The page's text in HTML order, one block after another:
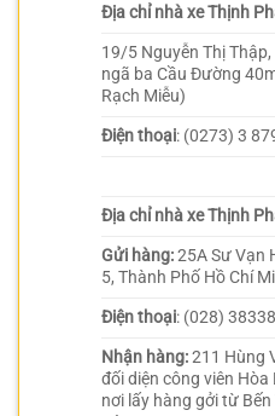
Địa chỉ nhà xe Thịnh
19/5 Nguyễn Thị Thập,
ngã ba Cầu Đường
Rạch Miễu)
Điện thoại: (0273) 3
Địa chỉ nhà xe Thịnh
Gửi hàng:25A Sư Vạn
5, Thành Phố Hồ Chí
Điện thoại: (028)
Nhận hàng:211 Hùng
đối diện công viên
nơi lấy hàng gởi từ Bến